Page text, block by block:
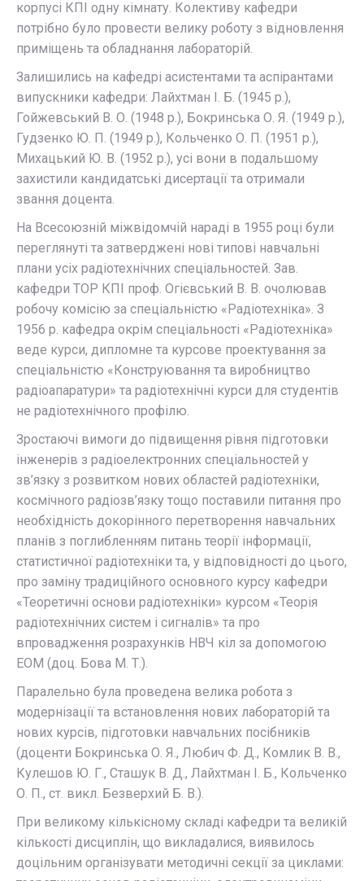
корпусі КПІ одну кімнату. Колективу кафедри
потрібно було провести велику роботу з відновлення
приміщень та обладнання лабораторій.
Залишились на кафедрі асистентами та аспірантами
випускники кафедри: Лайхтман І. Б. (1945 р.),
Гойжевський В. О. (1948 р.), Бокринська О. Я. (1949 р.),
Гудзенко Ю. П. (1949 р.), Кольченко О. П. (1951 р.),
Михацький Ю. В. (1952 р.), усі вони в подальшому
захистили кандидатські дисертації та отримали
звання доцента.
На Всесоюзній міжвідомчій нараді в 1955 році були
переглянуті та затверджені нові типові навчальні
плани усіх радіотехнічних спеціальностей. Зав.
кафедри ТОР КПІ проф. Огієвський В. В. очолював
робочу комісію за спеціальністю «Радіотехніка». З
1956 р. кафедра окрім спеціальності «Радіотехніка»
веде курси, дипломне та курсове проектування за
спеціальністю «Конструювання та виробництво
радіоапаратури» та радіотехнічні курси для студентів
не радіотехнічного профілю.
Зростаючі вимоги до підвищення рівня підготовки
інженерів з радіоелектронних спеціальностей у
зв’язку з розвитком нових областей радіотехніки,
космічного радіозв’язку тощо поставили питання про
необхідність докорінного перетворення навчальних
планів з поглибленням питань теорії інформації,
статистичної радіотехніки та, у відповідності до цього,
про заміну традиційного основного курсу кафедри
«Теоретичні основи радіотехніки» курсом «Теорія
радіотехнічних систем і сигналів» та про
впровадження розрахунків НВЧ кіл за допомогою
ЕОМ (доц. Бова М. Т.).
Паралельно була проведена велика робота з
модернізації та встановлення нових лабораторій та
нових курсів, підготовки навчальних посібників
(доценти Бокринська О. Я., Любич Ф. Д., Комлик В. В.,
Кулешов Ю. Г., Сташук В. Д., Лайхтман І. Б., Кольченко
О. П., ст. викл. Безверхий Б. В.).
При великому кількісному складі кафедри та великій
кількості дисциплін, що викладалися, виявилось
доцільним організувати методичні секції за циклами: